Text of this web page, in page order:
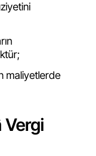
maliyetlerde
Vergi